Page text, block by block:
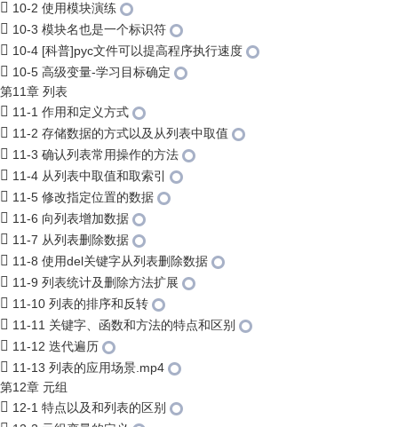
10-2 使用模块演练
10-3 模块名也是一个标识符
10-4 [科普]pyc文件可以提高程序执行速度
10-5 高级变量-学习目标确定
第11章 列表
11-1 作用和定义方式
11-2 存储数据的方式以及从列表中取值
11-3 确认列表常用操作的方法
11-4 从列表中取值和取索引
11-5 修改指定位置的数据
11-6 向列表增加数据
11-7 从列表删除数据
11-8 使用del关键字从列表删除数据
11-9 列表统计及删除方法扩展
11-10 列表的排序和反转
11-11 关键字、函数和方法的特点和区别
11-12 迭代遍历
11-13 列表的应用场景.mp4
第12章 元组
12-1 特点以及和列表的区别